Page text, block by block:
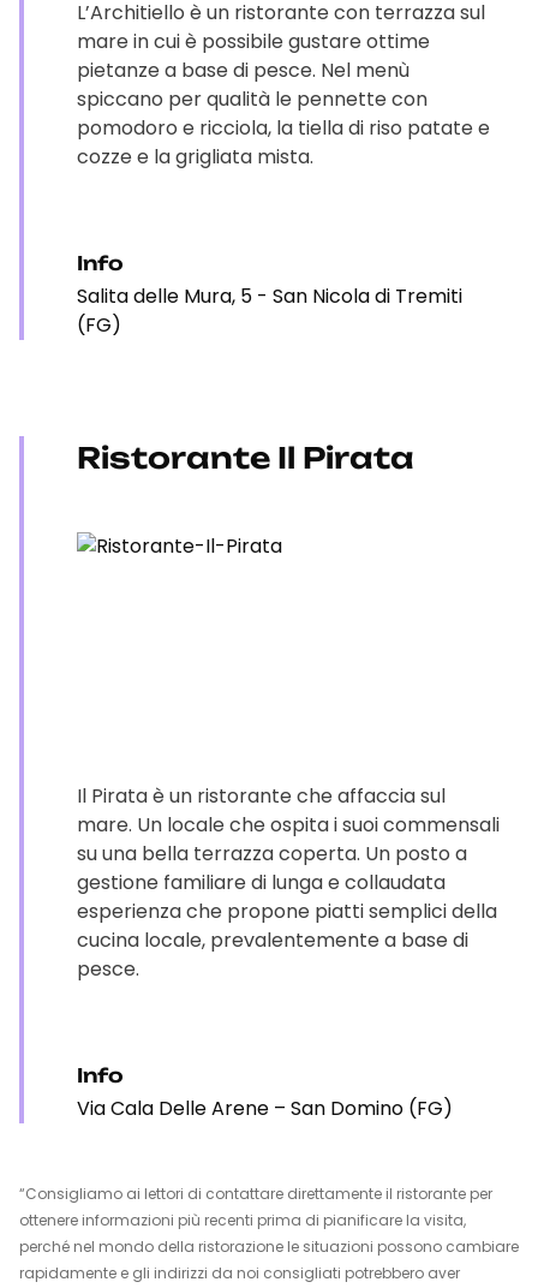
L’Architiello è un ristorante con terrazza sul
mare in cui è possibile gustare ottime
pietanze a base di pesce. Nel menù
spiccano per qualità le pennette con
pomodoro e ricciola, la tiella di riso patate e
cozze e la grigliata mista.
Info
Salita delle Mura, 5 - San Nicola di Tremiti
(FG)
Ristorante Il Pirata
Il Pirata è un ristorante che affaccia sul
mare. Un locale che ospita i suoi commensali
su una bella terrazza coperta. Un posto a
gestione familiare di lunga e collaudata
esperienza che propone piatti semplici della
cucina locale, prevalentemente a base di
pesce.
Info
Via Cala Delle Arene – San Domino (FG)
“Consigliamo ai lettori di contattare direttamente il ristorante per
ottenere informazioni più recenti prima di pianificare la visita,
perché nel mondo della ristorazione le situazioni possono cambiare
rapidamente e gli indirizzi da noi consigliati potrebbero aver